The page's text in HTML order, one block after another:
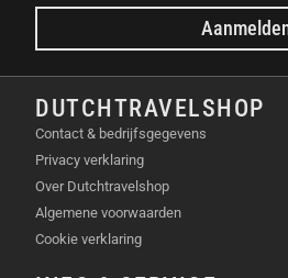
PowerXtreme X125
TECHNISCHE
Nominaal voltage: 12,8V
Capaciteit: 125Ah /
Gewicht: 14800 gram
Afmetingen: 33,0 x 17,2 x
DUTCHTRAVELSHOP
Contact & bedrijfsgegevens
Privacy verklaring
Over Dutchtravelshop
Algemene voorwaarden
Cookie verklaring